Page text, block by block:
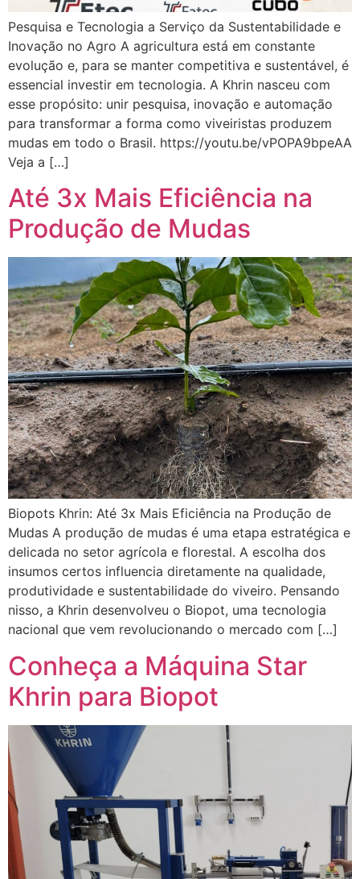
Pesquisa e Tecnologia a Serviço da Sustentabilidade e
Inovação no Agro A agricultura está em constante
evolução e, para se manter competitiva e sustentável, é
essencial investir em tecnologia. A Khrin nasceu com
esse propósito: unir pesquisa, inovação e automação
para transformar a forma como viveiristas produzem
mudas em todo o Brasil. https://youtu.be/vPOPA9bpeAA
Veja a […]
Até 3x Mais Eficiência na
Produção de Mudas
Biopots Khrin: Até 3x Mais Eficiência na Produção de
Mudas A produção de mudas é uma etapa estratégica e
delicada no setor agrícola e florestal. A escolha dos
insumos certos influencia diretamente na qualidade,
produtividade e sustentabilidade do viveiro. Pensando
nisso, a Khrin desenvolveu o Biopot, uma tecnologia
nacional que vem revolucionando o mercado com […]
Conheça a Máquina Star
Khrin para Biopot